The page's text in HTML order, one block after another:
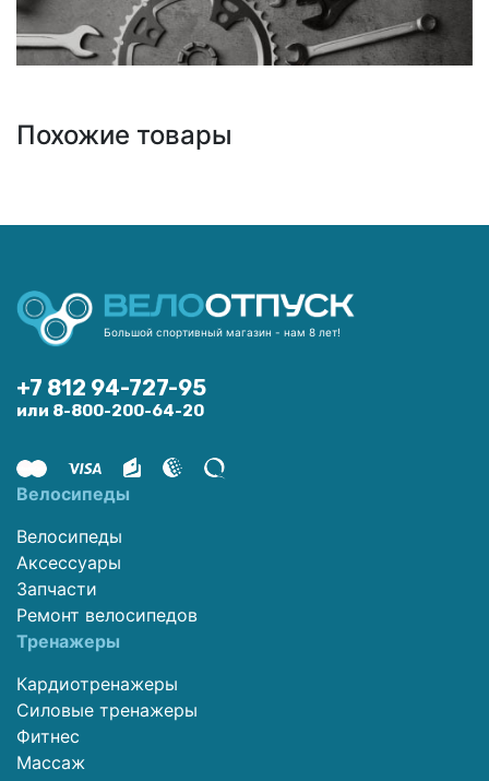
Похожие товары
Большой спортивный магазин - нам 8 лет!
+7 812 94-727-95
или 8-800-200-64-20
Велосипеды
Велосипеды
Аксессуары
Запчасти
Ремонт велосипедов
Тренажеры
Кардиотренажеры
Силовые тренажеры
Фитнес
Массаж